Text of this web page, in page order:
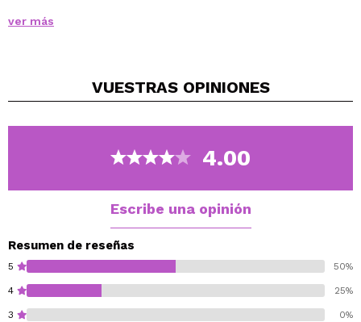
Tiene una fórmula súper cremposa que proporciona
ver más
VUESTRAS OPINIONES
4.00
Escribe una opinión
Resumen de reseñas
5 50%
4 25%
3 0%